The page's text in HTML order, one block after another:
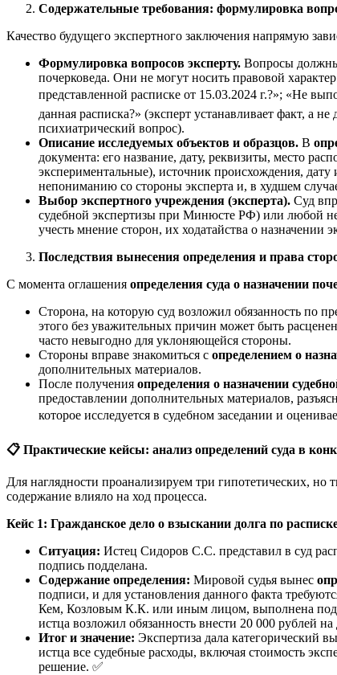
Содержательные требования: формулировка
Качество будущего экспертного заключения напрямую
Формулировка вопросов эксперту. Вопросы
почерковеда. Они не могут носить правовой
представленной расписке от 15.03.2024 г.?»; «Не
данная расписка?» (эксперт устанавливает факт, а
психиатрический вопрос).
Описание исследуемых объектов и образцов. В
документа: его название, дату, реквизиты, место
экспериментальные), источник происхождения,
непониманию со стороны эксперта и, в худшем
Выбор экспертного учреждения (эксперта). Суд
судебной экспертизы при Минюсте РФ) или любой
учесть мнение сторон, их ходатайства о
Последствия вынесения определения и права
С момента оглашения определения суда о назначении
Сторона, на которую суд возложил обязанность по
этого без уважительных причин может быть
часто невыгодно для уклоняющейся стороны.
Стороны вправе знакомиться с определением о
дополнительных материалов.
После получения определения о назначении
предоставлении дополнительных материалов,
которое исследуется в судебном заседании и
📋 Практические кейсы: анализ определений суда в
Для наглядности проанализируем три гипотетических,
содержание влияло на ход процесса.
Кейс 1: Гражданское дело о взыскании долга по
Ситуация: Истец Сидоров С.С. представил в суд
подпись подделана.
Содержание определения: Мировой судья вынес
подписи, и для установления данного факта
Кем, Козловым К.К. или иным лицом, выполнена
истца возложил обязанность внести 20 000 рублей на
Итог и значение: Экспертиза дала категорический
истца все судебные расходы, включая стоимость
решение. ✅